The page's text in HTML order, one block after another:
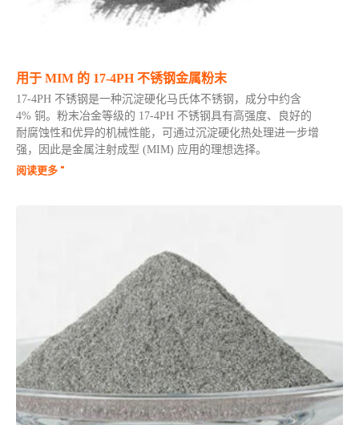
用于 MIM 的 17-4PH 不锈钢金属粉末
17-4PH 不锈钢是一种沉淀硬化马氏体不锈钢，成分中约含
4% 铜。粉末冶金等级的 17-4PH 不锈钢具有高强度、良好的
耐腐蚀性和优异的机械性能，可通过沉淀硬化热处理进一步增
强，因此是金属注射成型 (MIM) 应用的理想选择。
阅读更多 "